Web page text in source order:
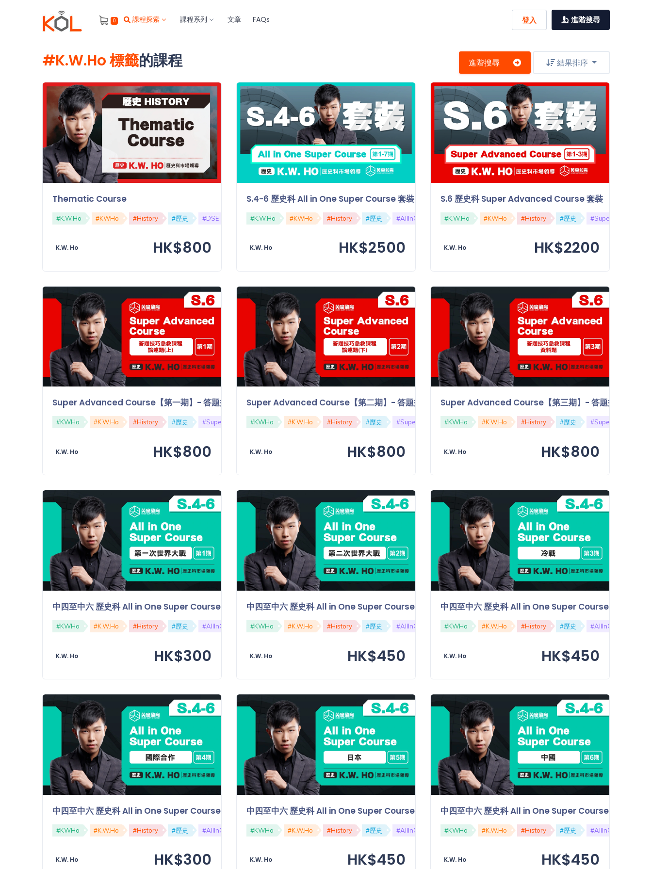
0 課程探索 課程系列 文章 FAQs 登入 進階搜尋
#K.W.Ho 標籤的課程 進階搜尋 結果排序
Thematic Course
#K.W.Ho #KWHo #History #歷史 #DSE #Thematic #專題 #試題分析
K.W. Ho HK$800
S.4-6 歷史科 All in One Super Course 套裝
#K.W.Ho #KWHo #History #歷史 #AllInOne #SuperCourse #DSE #KWHo
K.W. Ho HK$2500
S.6 歷史科 Super Advanced Course 套裝
#K.W.Ho #KWHo #History #歷史 #Super
K.W. Ho HK$2200
Super Advanced Course【第一期】- 答題技巧急救課程：論述題（上）
#KWHo #K.W.Ho #History #歷史 #Super #Advanced #技巧 #Skill #論述題 #DSE
K.W. Ho HK$800
Super Advanced Course【第二期】- 答題技巧急救課程：論述題（下）
#KWHo #K.W.Ho #History #歷史 #Super #Advanced #技巧 #Skill #論述題 #DSE
K.W. Ho HK$800
Super Advanced Course【第三期】- 答題技巧急救課
#KWHo #K.W.Ho #History #歷史 #Super
K.W. Ho HK$800
中四至中六 歷史科 All in One Super Course【第一期】：第一次世界大戰
#KWHo #K.W.Ho #History #歷史 #AllInOne #SuperCourse #第一次世界大戰 #DSE
K.W. Ho HK$300
中四至中六 歷史科 All in One Super Course【第二期】：第二次世界大戰
#KWHo #K.W.Ho #History #歷史 #AllInOne #SuperCourse #第二次世界大戰 #DSE
K.W. Ho HK$450
中四至中六 歷史科 All in One Super Course【第三期】
#KWHo #K.W.Ho #History #歷史 #AllInOne
K.W. Ho HK$450
中四至中六 歷史科 All in One Super Course【第四期】：國際合作
#KWHo #K.W.Ho #History #歷史 #AllInOne #SuperCourse #國際合作 #DSE
K.W. Ho HK$300
中四至中六 歷史科 All in One Super Course【第五期】：日本
#KWHo #K.W.Ho #History #歷史 #AllInOne #SuperCourse #日本 #DSE
K.W. Ho HK$450
中四至中六 歷史科 All in One Super Course【第六期】
#KWHo #K.W.Ho #History #歷史 #AllInOne
K.W. Ho HK$450